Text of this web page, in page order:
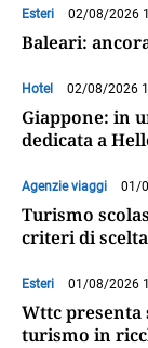
Esteri 02/08/2026
Baleari:
Hotel 02/08/2026
Giappone: in
dedicata a
Agenzie viaggi 01/
Turismo
criteri di
Esteri 01/08/2026
Wttc
turismo in